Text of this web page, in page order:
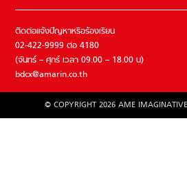
ติดต่อแจ้งปัญหาหรือร้องเรียน
02-422-9999 ต่อ 4180
(จันทร์ – ศุกร์ เวลา 09.00 – 18.00 น)
bdcx@amarin.co.th
© COPYRIGHT 2026 AME